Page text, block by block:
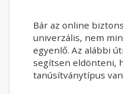
Bár az online
univerzális, nem
egyenlő. Az alábbi
segítsen eldönteni,
tanúsítványtípus